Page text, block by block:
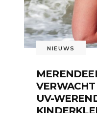
NIEUWS
UV-